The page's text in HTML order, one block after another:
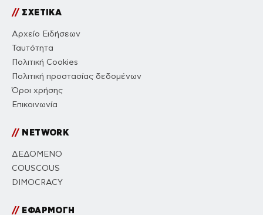
//ΣΧΕΤΙΚΑ
Αρχείο Ειδήσεων
Ταυτότητα
Πολιτική Cookies
Πολιτική προστασίας δεδομένων
Όροι χρήσης
Επικοινωνία
//NETWORK
ΔΕΔΟΜΕΝΟ
COUSCOUS
DIMOCRACY
//ΕΦΑΡΜΟΓΗ